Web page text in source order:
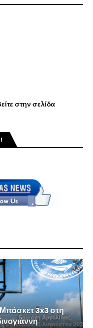
στην σελίδα
3x3 στη